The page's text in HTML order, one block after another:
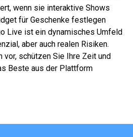
wenn sie interaktive Shows
für Geschenke festlegen
Live ist ein dynamisches Umfeld
aber auch realen Risiken.
vor, schützen Sie Ihre Zeit und
Beste aus der Plattform